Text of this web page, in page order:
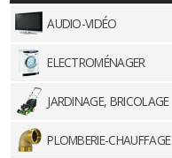
AUDIO-VIDÉO
ELECTROMÉNAGER
JARDINAGE, BRICOLAGE
PLOMBERIE-CHAUFFAGE